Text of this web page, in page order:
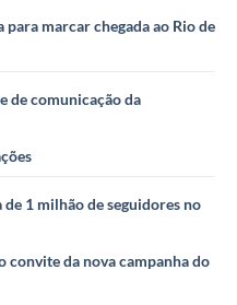
marcar chegada ao Rio de
de comunicação da
1 milhão de seguidores no
convite da nova campanha do